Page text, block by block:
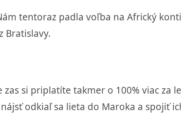
tentoraz padla voľba na Africký
Bratislavy.
si priplatíte takmer o 100% viac za
odkiaľ sa lieta do Maroka a spojiť